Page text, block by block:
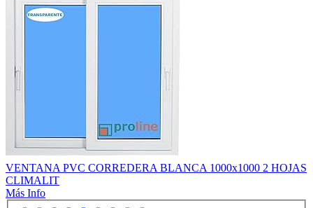
VENTANA PVC CORREDERA BLANCA 1000x1000 2 HOJAS
CLIMALIT
Más Info